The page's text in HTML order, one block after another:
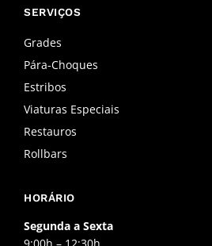
b
o
k
-
f
a
m
SERVIÇOS
Grades
Pára-Choques
Estribos
Viaturas Especiais
Restauros
Rollbars
HORÁRIO
Segunda a Sexta